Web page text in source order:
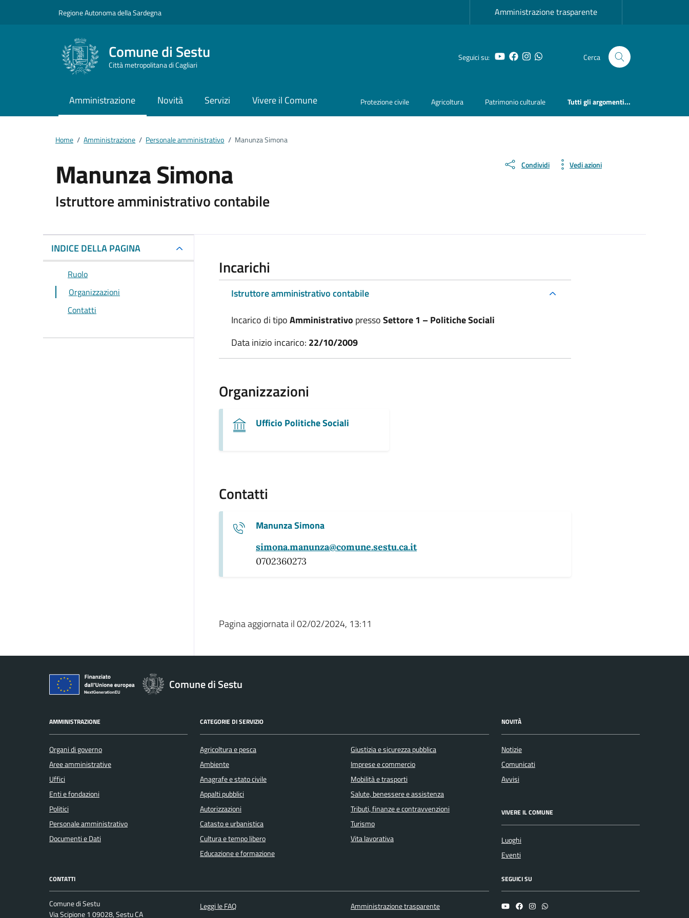
Regione Autonoma della Sardegna Amministrazione trasparente
Comune di Sestu
Città metropolitana di Cagliari
Seguici su: YouTube
Facebook
Instagram
Whatsapp Cerca
Amministrazione Novità Servizi Vivere il Comune Protezione civile Agricoltura Patrimonio culturale Tutti gli argomenti...
Home / Amministrazione / Personale amministrativo / Manunza Simona
Manunza Simona
Dettagli della persona
Istruttore amministrativo contabile
Condividi Vedi azioni
INDICE DELLA PAGINA
Ruolo
Organizzazioni
Contatti
Incarichi
Istruttore amministrativo contabile
Incarico di tipoAmministrativo pressoSettore 1 – Politiche Sociali
Data inizio incarico: 22/10/2009
Organizzazioni
Ufficio Politiche Sociali
Contatti
Manunza Simona
simona.manunza@comune.sestu.ca.it
0702360273
Pagina aggiornata il 02/02/2024, 13:11
Comune di Sestu
AMMINISTRAZIONE
Organi di governo
Aree amministrative
Uffici
Enti e fondazioni
Politici
Personale amministrativo
Documenti e Dati
CATEGORIE DI SERVIZIO
Agricoltura e pesca
Ambiente
Anagrafe e stato civile
Appalti pubblici
Autorizzazioni
Catasto e urbanistica
Cultura e tempo libero
Educazione e formazione
Giustizia e sicurezza pubblica
Imprese e commercio
Mobilità e trasporti
Salute, benessere e assistenza
Tributi, finanze e contravvenzioni
Turismo
Vita lavorativa
NOVITÀ
Notizie
Comunicati
Avvisi
VIVERE IL COMUNE
Luoghi
Eventi
CONTATTI
Comune di Sestu
Via Scipione 1 09028, Sestu CA
Leggi le FAQ
Amministrazione trasparente
SEGUICI SU
YouTubeFacebookInstagramWhatsapp